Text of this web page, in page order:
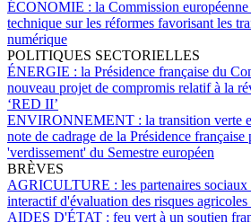
ÉCONOMIE : la Commission
technique sur les réformes favorisant les
numérique
POLITIQUES SECTORIELLES
ÉNERGIE : la Présidence française du
nouveau projet de compromis relatif à la
‘RED II’
ENVIRONNEMENT : la transition verte
note de cadrage de la Présidence
'verdissement' du Semestre européen
BRÈVES
AGRICULTURE : les partenaires
interactif d'évaluation des risques
AIDES D'ÉTAT : feu vert à un soutien